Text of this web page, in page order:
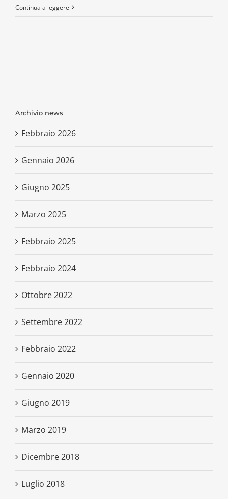
Continua a leggere
Archivio news
Febbraio 2026
Gennaio 2026
Giugno 2025
Marzo 2025
Febbraio 2025
Febbraio 2024
Ottobre 2022
Settembre 2022
Febbraio 2022
Gennaio 2020
Giugno 2019
Marzo 2019
Dicembre 2018
Luglio 2018